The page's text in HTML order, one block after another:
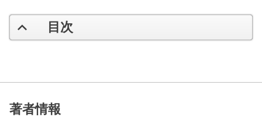
目次
著者情報